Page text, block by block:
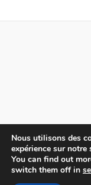
Nous utilisons des
expérience sur notre
You can find out
switch them off in